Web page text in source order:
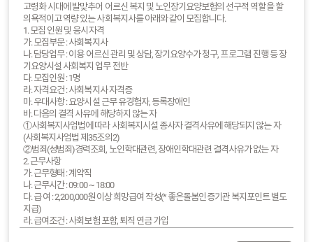
고령화 시대에 발맞추어 어르신 복지 및 노인장기요양보험의 선구적 역할을 할
의욕적이고 역량 있는 사회복지사를 아래와 같이 모집합니다.
1. 모집 인원 및 응시자격
가. 모집부문 : 사회복지사
나. 담당업무 : 이용 어르신 관리 및 상담, 장기요양수가 청구, 프로그램 진행 등 장
기요양시설 사회복지 업무 전반
다. 모집인원 : 1명
라. 자격요건 : 사회복지사 자격증
마. 우대사항 : 요양시설 근무 유경험자, 등록장애인
바. 다음의 결격 사유에 해당하지 않는 자
①사회복지사업법에 따라 사회복지시설 종사자 결격사유에 해당되지 않는 자
(사회복지사업법 제35조의2)
②범죄(성범죄)경력조회, 노인학대관련, 장애인학대관련 결격사유가 없는 자
2. 근무사항
가. 근무형태 : 계약직
나. 근무시간 : 09:00 ~ 18:00
다. 급 여 : 2,200,000원 이상 희망급여 작성(* 좋은돌봄인증기관 복지포인트 별도
지급)
라. 급여조건 : 사회보험 포함, 퇴직 연금 가입